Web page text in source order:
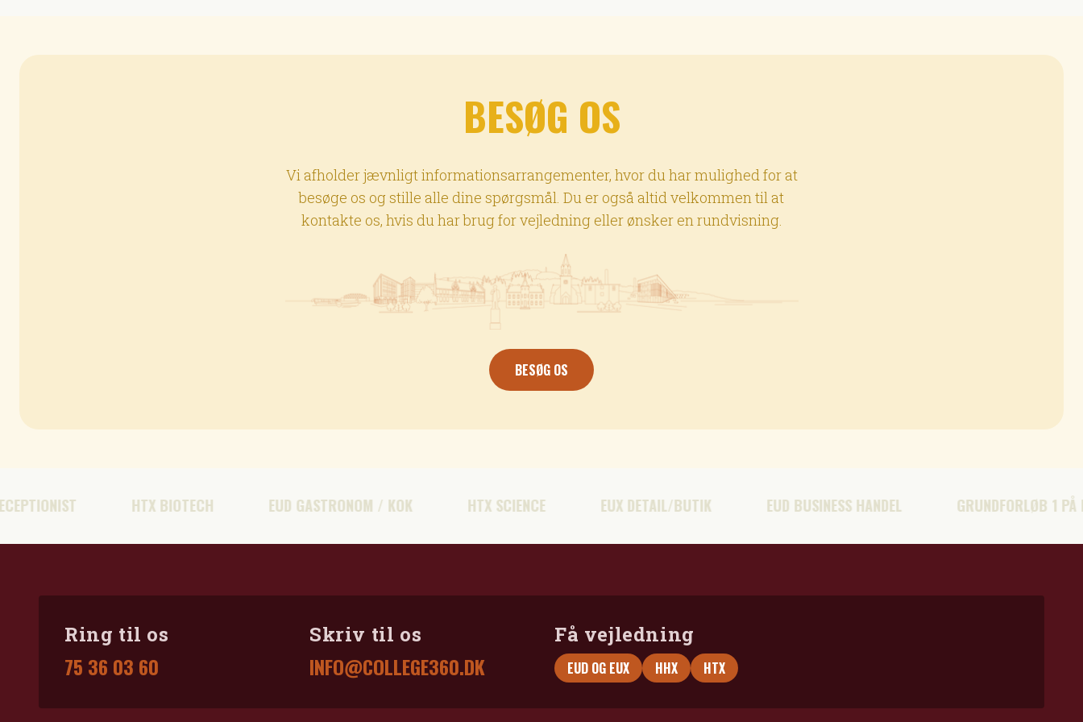
BESØG OS
Vi afholder jævnligt informationsarrangementer, hvor du har mulighed for at
besøge os og stille alle dine spørgsmål. Du er også altid velkommen til at
kontakte os, hvis du har brug for vejledning eller ønsker en rundvisning.
BESØG OS
HTX BIOTECH EUD GASTRONOM / KOK HTX SCIENCE EUX DETAIL/BUTIK EUD BUSINESS HANDEL GRUNDFORLØB 1 PÅ EUX
Ring til os
75 36 03 60
Skriv til os
INFO@COLLEGE360.DK
Få vejledning
EUD OG EUX HHX HTX